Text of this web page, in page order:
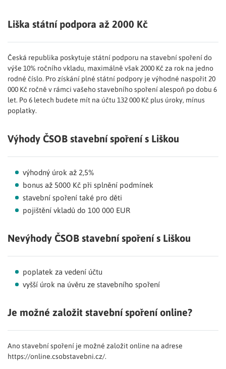
Liška státní podpora až 2000 Kč
Česká republika poskytuje státní podporu na stavební spoření do
výše 10% ročního vkladu, maximálně však 2000 Kč za rok na jedno
rodné číslo. Pro získání plné státní podpory je výhodné naspořit 20
000 Kč ročně v rámci vašeho stavebního spoření alespoň po dobu 6
let. Po 6 letech budete mít na účtu 132 000 Kč plus úroky, mínus
poplatky.
Výhody ČSOB stavební spoření s Liškou
výhodný úrok až 2,5%
bonus až 5000 Kč při splnění podmínek
stavební spoření také pro děti
pojištění vkladů do 100 000 EUR
Nevýhody ČSOB stavební spoření s Liškou
poplatek za vedení účtu
vyšší úrok na úvěru ze stavebního spoření
Je možné založit stavební spoření online?
Ano stavební spoření je možné založit online na adrese
https://online.csobstavebni.cz/.